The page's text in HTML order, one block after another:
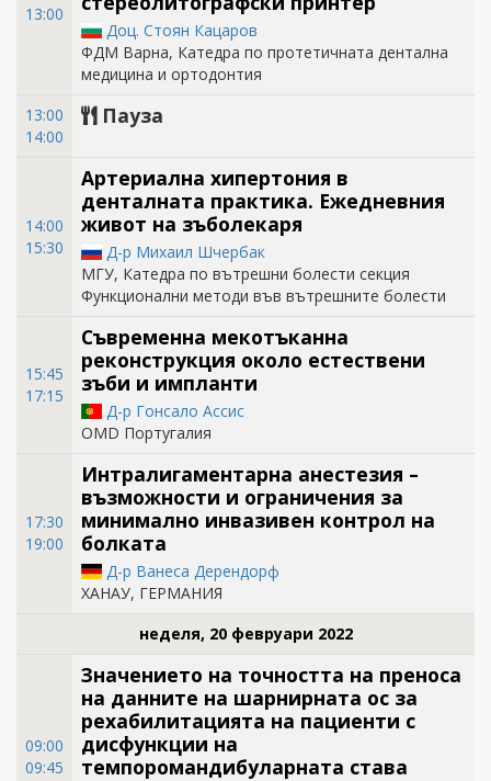
13:00
Доц. Стоян Кацаров
ФДМ Варна, Катедра по протетичната дентална
медицина и ортодонтия
13:00
14:00
Пауза
14:00
15:30
Артериална хипертония в
денталната практика. Ежедневния
живот на зъболекаря
Д-р Михаил Шчербак
МГУ, Катедра по вътрешни болести секция
Функционални методи във вътрешните болести
15:45
17:15
Съвременна мекотъканна
реконструкция около естествени
зъби и импланти
Д-р Гонсало Ассис
OMD Португалия
17:30
19:00
Интралигаментарна анестезия –
възможности и ограничения за
минимално инвазивен контрол на
болката
Д-р Ванеса Дерендорф
ХАНАУ, ГЕРМАНИЯ
неделя, 20 февруари 2022
09:00
09:45
Значението на точността на преноса
на данните на шарнирната ос за
рехабилитацията на пациенти с
дисфункции на
темпоромандибуларната става